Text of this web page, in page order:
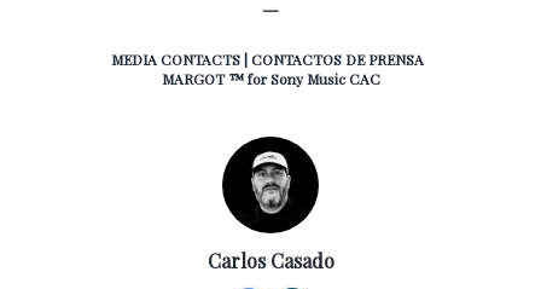
—
MEDIA CONTACTS | CONTACTOS DE PRENSA
MARGOT ™ for Sony Music CAC
Carlos Casado